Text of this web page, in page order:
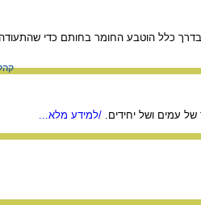
כלל הוטבע החומר בחותם כדי שהתעודה
עמים ושל יחידים. /למידע מלא...